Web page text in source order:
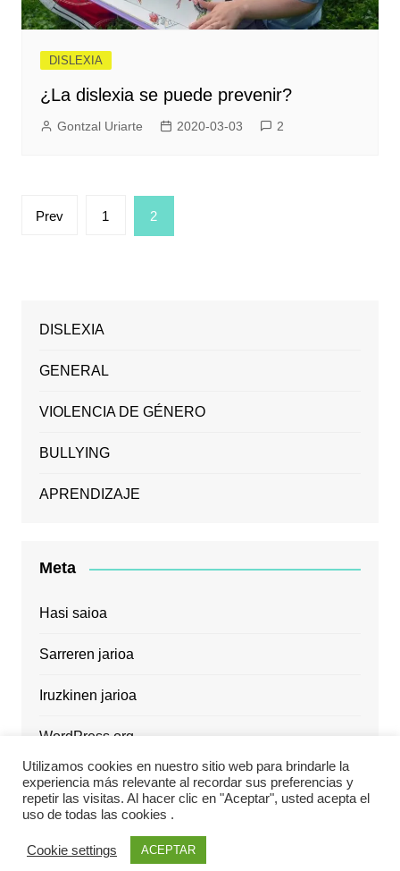
DISLEXIA
¿La dislexia se puede prevenir?
Gontzal Uriarte 2020-03-03 2
Posts
Prev 1 2
DISLEXIA
GENERAL
VIOLENCIA DE GÉNERO
BULLYING
APRENDIZAJE
Meta
Hasi saioa
Sarreren jarioa
Iruzkinen jarioa
WordPress.org
Cream Magazine byThemebeez
Utilizamos cookies en nuestro sitio web para brindarle la
experiencia más relevante al recordar sus preferencias y
repetir las visitas. Al hacer clic en "Aceptar", usted acepta el
uso de todas las cookies .
Cookie settings ACEPTAR